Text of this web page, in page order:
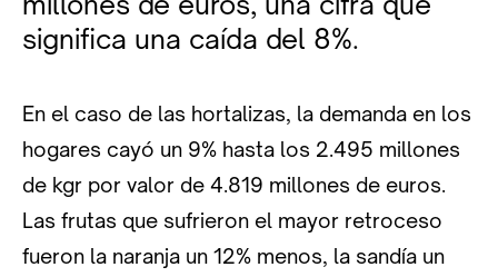
significa una caída del 8%.
En el caso de las hortalizas, la demanda en los
hogares cayó un 9% hasta los 2.495 millones
de kgr por valor de 4.819 millones de euros.
Las frutas que sufrieron el mayor retroceso
fueron la naranja un 12% menos, la sandía un